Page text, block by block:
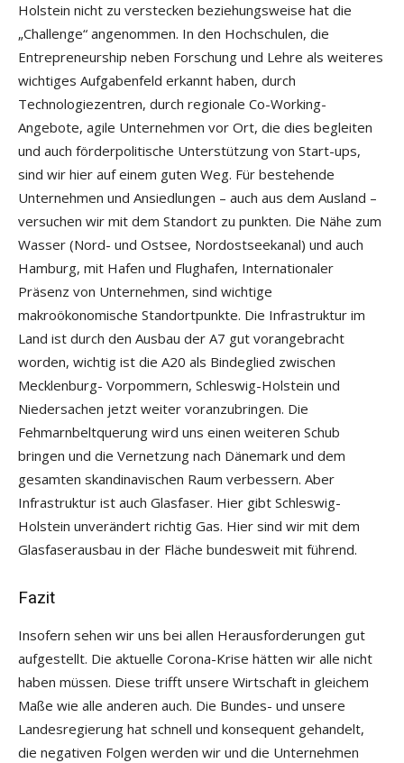
Holstein nicht zu verstecken beziehungsweise hat die
„Challenge“ angenommen. In den Hochschulen, die
Entrepreneurship neben Forschung und Lehre als weiteres
wichtiges Aufgabenfeld erkannt haben, durch
Technologiezentren, durch regionale Co-Working-
Angebote, agile Unternehmen vor Ort, die dies begleiten
und auch förderpolitische Unterstützung von Start-ups,
sind wir hier auf einem guten Weg. Für bestehende
Unternehmen und Ansiedlungen – auch aus dem Ausland –
versuchen wir mit dem Standort zu punkten. Die Nähe zum
Wasser (Nord- und Ostsee, Nordostseekanal) und auch
Hamburg, mit Hafen und Flughafen, Internationaler
Präsenz von Unternehmen, sind wichtige
makroökonomische Standortpunkte. Die Infrastruktur im
Land ist durch den Ausbau der A7 gut vorangebracht
worden, wichtig ist die A20 als Bindeglied zwischen
Mecklenburg- Vorpommern, Schleswig-Holstein und
Niedersachen jetzt weiter voranzubringen. Die
Fehmarnbeltquerung wird uns einen weiteren Schub
bringen und die Vernetzung nach Dänemark und dem
gesamten skandinavischen Raum verbessern. Aber
Infrastruktur ist auch Glasfaser. Hier gibt Schleswig-
Holstein unverändert richtig Gas. Hier sind wir mit dem
Glasfaserausbau in der Fläche bundesweit mit führend.
Fazit
Insofern sehen wir uns bei allen Herausforderungen gut
aufgestellt. Die aktuelle Corona-Krise hätten wir alle nicht
haben müssen. Diese trifft unsere Wirtschaft in gleichem
Maße wie alle anderen auch. Die Bundes- und unsere
Landesregierung hat schnell und konsequent gehandelt,
die negativen Folgen werden wir und die Unternehmen